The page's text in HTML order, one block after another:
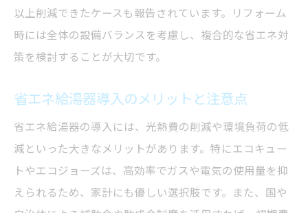
以上削減できたケースも報告されています。リフォーム
時には全体の設備バランスを考慮し、複合的な省エネ対
策を検討することが大切です。
省エネ給湯器導入のメリットと注意点
省エネ給湯器の導入には、光熱費の削減や環境負荷の低
減といった大きなメリットがあります。特にエコキュー
トやエコジョーズは、高効率でガスや電気の使用量を抑
えられるため、家計にも優しい選択肢です。また、国や